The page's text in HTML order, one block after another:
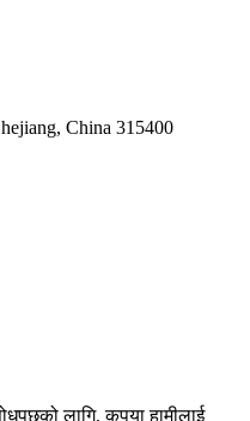
China 315400
लागि, कृपया हामीलाई